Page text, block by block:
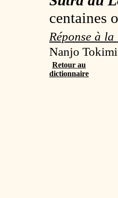
centaines
Réponse à
Nanjo
Retour au
dictionnaire